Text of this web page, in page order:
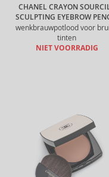
CHANEL CRAYON
SCULPTING EYEBROW
wenkbrauwpotlood voor
tinten
NIET VOORRADIG